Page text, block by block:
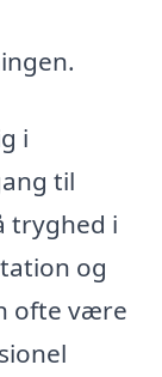
i
til
tryghed i
og
ofte være